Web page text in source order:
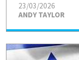
ANDY TAYLOR
23/03/2026